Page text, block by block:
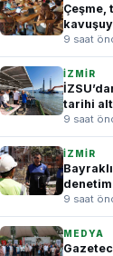
Çeşme,
9 saat
İZMİR
tarihi
9 saat
İZMİR
denetim
9 saat
MEDYA